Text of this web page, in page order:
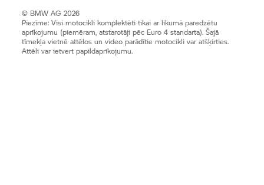
© BMW AG 2026
Piezīme: Visi motocikli komplektēti tikai ar likumā paredzētu
aprīkojumu (piemēram, atstarotāji pēc Euro 4 standarta). Šajā
tīmekļa vietnē attēlos un video parādītie motocikli var atšķirties.
Attēli var ietvert papildaprīkojumu.